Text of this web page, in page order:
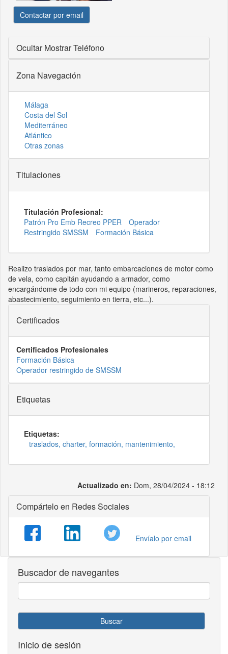
Contactar por email
Ocultar Mostrar Teléfono
Zona Navegación
Málaga
Costa del Sol
Mediterráneo
Atlántico
Otras zonas
Titulaciones
Titulación Profesional:
Patrón Pro Emb Recreo PPER
Operador
Restringido SMSSM
Formación Básica
Realizo traslados por mar, tanto embarcaciones de motor como
de vela, como capitán ayudando a armador, como
encargándome de todo con mi equipo (marineros, reparaciones,
abastecimiento, seguimiento en tierra, etc...).
Certificados
Certificados Profesionales
Formación Básica
Operador restringido de SMSSM
Etiquetas
Etiquetas:
traslados, charter, formación, mantenimiento,
Actualizado en: Dom, 28/04/2024 - 18:12
Compártelo en Redes Sociales
Envíalo por email
Buscador de navegantes
Buscar
Inicio de sesión